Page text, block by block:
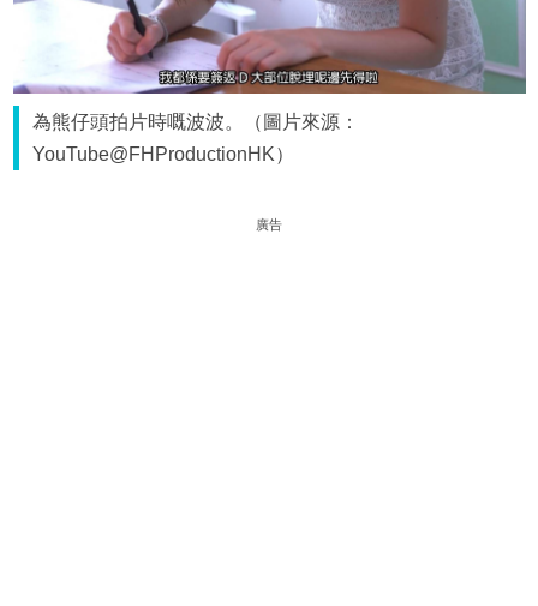
為熊仔頭拍片時嘅波波。（圖片來源：
YouTube@FHProductionHK）
廣告